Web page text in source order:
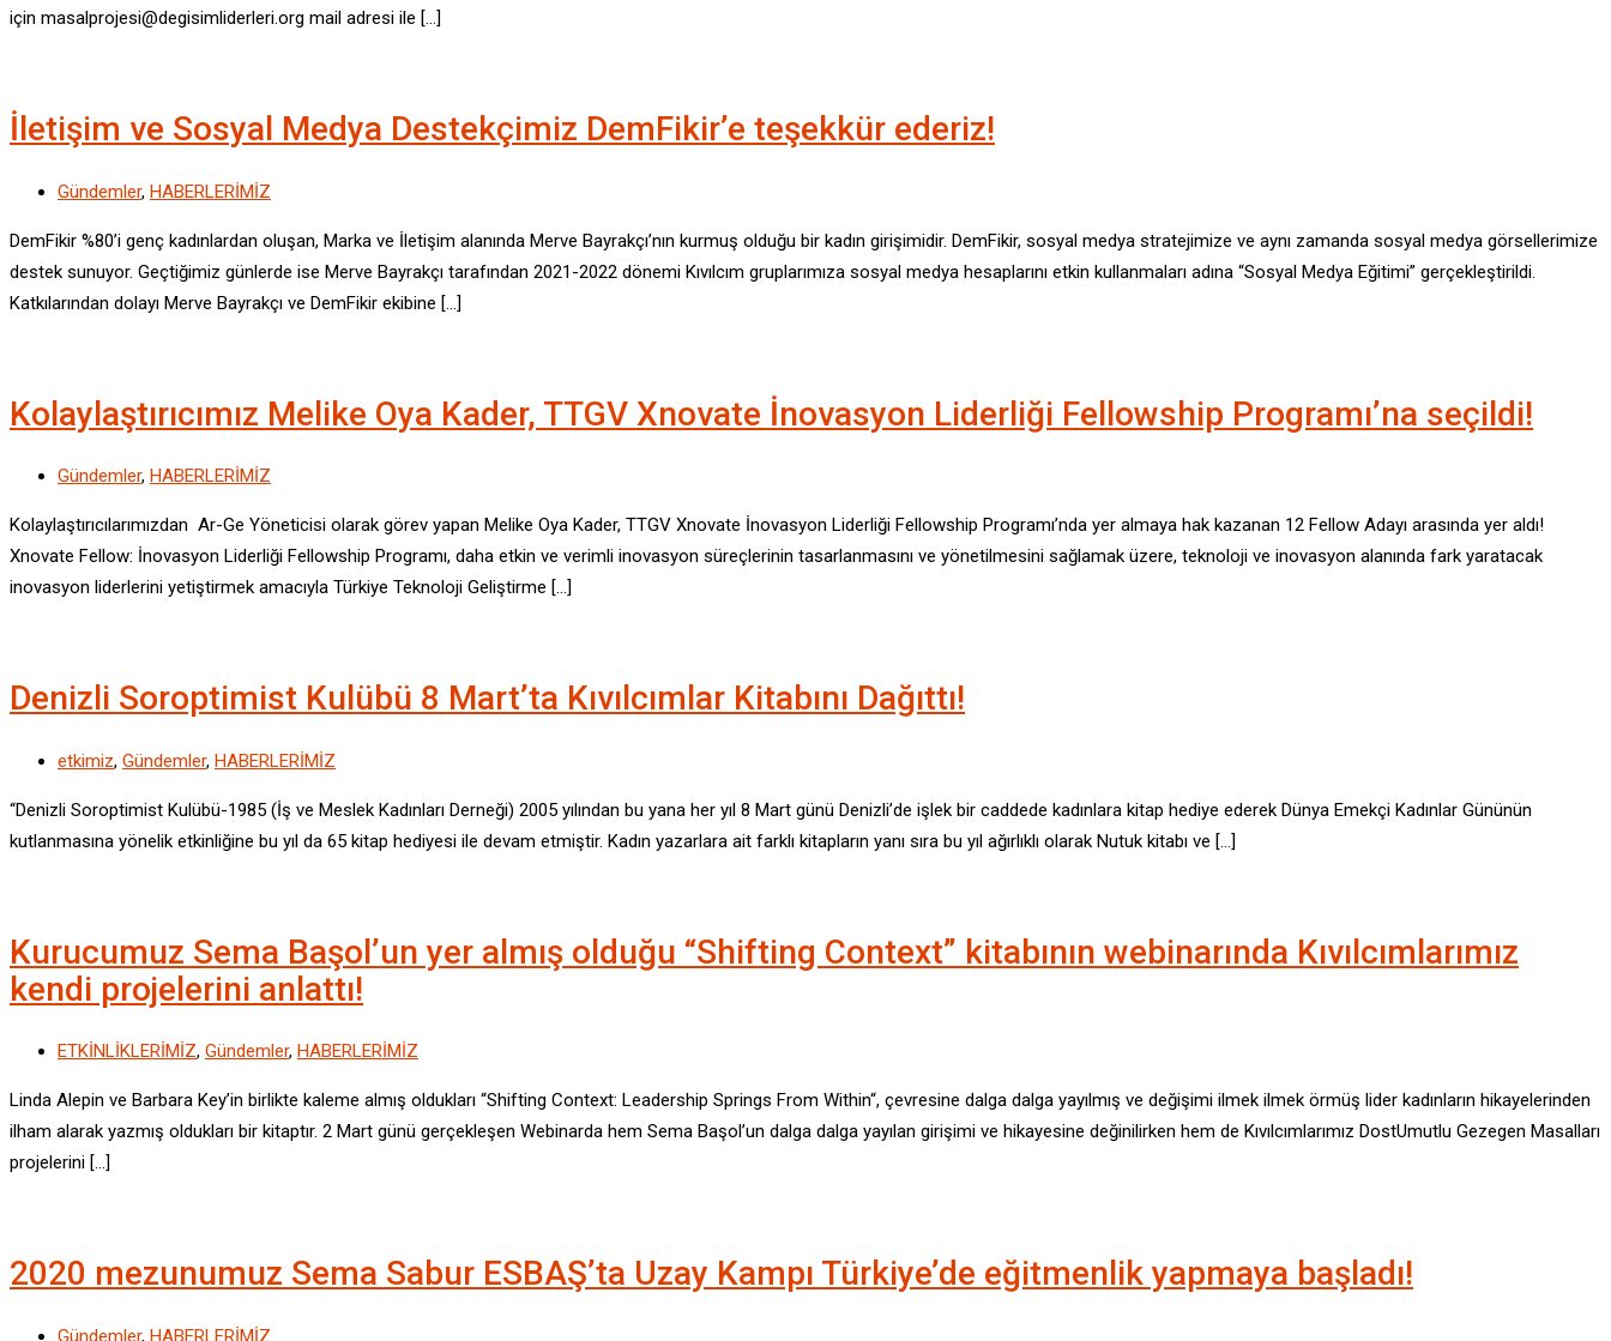
için masalprojesi@degisimliderleri.org mail adresi ile […]
İletişim ve Sosyal Medya Destekçimiz DemFikir’e teşekkür ederiz!
Gündemler, HABERLERİMİZ
DemFikir %80’i genç kadınlardan oluşan, Marka ve İletişim alanında Merve Bayrakçı’nın kurmuş olduğu bir kadın girişimidir. DemFikir, sosyal medya stratejimize ve aynı zamanda sosyal medya görsellerimize
destek sunuyor. Geçtiğimiz günlerde ise Merve Bayrakçı tarafından 2021-2022 dönemi Kıvılcım gruplarımıza sosyal medya hesaplarını etkin kullanmaları adına “Sosyal Medya Eğitimi” gerçekleştirildi.
Katkılarından dolayı Merve Bayrakçı ve DemFikir ekibine […]
Kolaylaştırıcımız Melike Oya Kader, TTGV Xnovate İnovasyon Liderliği Fellowship Programı’na seçildi!
Gündemler, HABERLERİMİZ
Kolaylaştırıcılarımızdan Ar-Ge Yöneticisi olarak görev yapan Melike Oya Kader, TTGV Xnovate İnovasyon Liderliği Fellowship Programı’nda yer almaya hak kazanan 12 Fellow Adayı arasında yer aldı!
Xnovate Fellow: İnovasyon Liderliği Fellowship Programı, daha etkin ve verimli inovasyon süreçlerinin tasarlanmasını ve yönetilmesini sağlamak üzere, teknoloji ve inovasyon alanında fark yaratacak
inovasyon liderlerini yetiştirmek amacıyla Türkiye Teknoloji Geliştirme […]
Denizli Soroptimist Kulübü 8 Mart’ta Kıvılcımlar Kitabını Dağıttı!
etkimiz, Gündemler, HABERLERİMİZ
“Denizli Soroptimist Kulübü-1985 (İş ve Meslek Kadınları Derneği) 2005 yılından bu yana her yıl 8 Mart günü Denizli’de işlek bir caddede kadınlara kitap hediye ederek Dünya Emekçi Kadınlar Gününün
kutlanmasına yönelik etkinliğine bu yıl da 65 kitap hediyesi ile devam etmiştir. Kadın yazarlara ait farklı kitapların yanı sıra bu yıl ağırlıklı olarak Nutuk kitabı ve […]
Kurucumuz Sema Başol’un yer almış olduğu “Shifting Context” kitabının webinarında Kıvılcımlarımız
kendi projelerini anlattı!
ETKİNLİKLERİMİZ, Gündemler, HABERLERİMİZ
Linda Alepin ve Barbara Key’in birlikte kaleme almış oldukları “Shifting Context: Leadership Springs From Within“, çevresine dalga dalga yayılmış ve değişimi ilmek ilmek örmüş lider kadınların hikayelerinden
ilham alarak yazmış oldukları bir kitaptır. 2 Mart günü gerçekleşen Webinarda hem Sema Başol’un dalga dalga yayılan girişimi ve hikayesine değinilirken hem de Kıvılcımlarımız DostUmutlu Gezegen Masalları
projelerini […]
2020 mezunumuz Sema Sabur ESBAŞ’ta Uzay Kampı Türkiye’de eğitmenlik yapmaya başladı!
Gündemler, HABERLERİMİZ